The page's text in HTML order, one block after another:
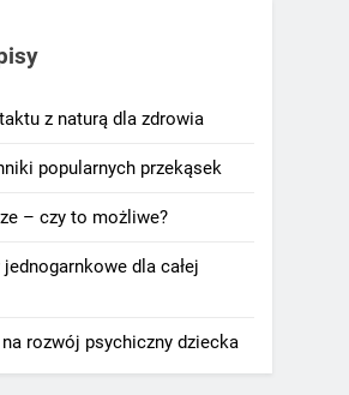
z naturą dla zdrowia
popularnych przekąsek
– czy to możliwe?
dla całej
na rozwój psychiczny dziecka